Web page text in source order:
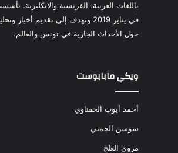
باللغات العربية، الفرنسية والانكليزية.
في يناير 2019 وتهدف إلى تقديم أخبار
حول الأحداث الجارية في تونس والعالم.
ويكي مابابوست
أحمد أيوب الحفناوي
سوسن الجمني
مروى العلج